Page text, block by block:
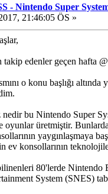
- Nintendo Super
21:46:05 ÖS »
takip edenler geçen hafta
o konu başlığı
bu Nintendo Super
oyunlar üretmiştir.
yaygınlaşmaya
ev konsollarının
80'lerde Nintendo
System (SNES)